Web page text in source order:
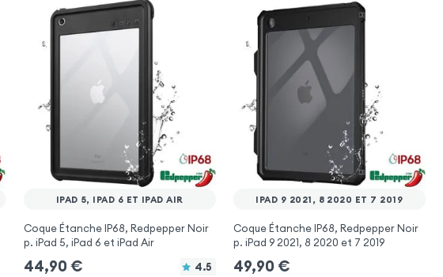
IPAD 5, IPAD 6 ET IPAD AIR
Coque Étanche IP68, Redpepper Noir
p. iPad 5, iPad 6 et iPad Air
44,90 € 4.5
IPAD 9 2021, 8 2020 ET 7 2019
Coque Étanche IP68, Redpepper Noir
p. iPad 9 2021, 8 2020 et 7 2019
49,90 €